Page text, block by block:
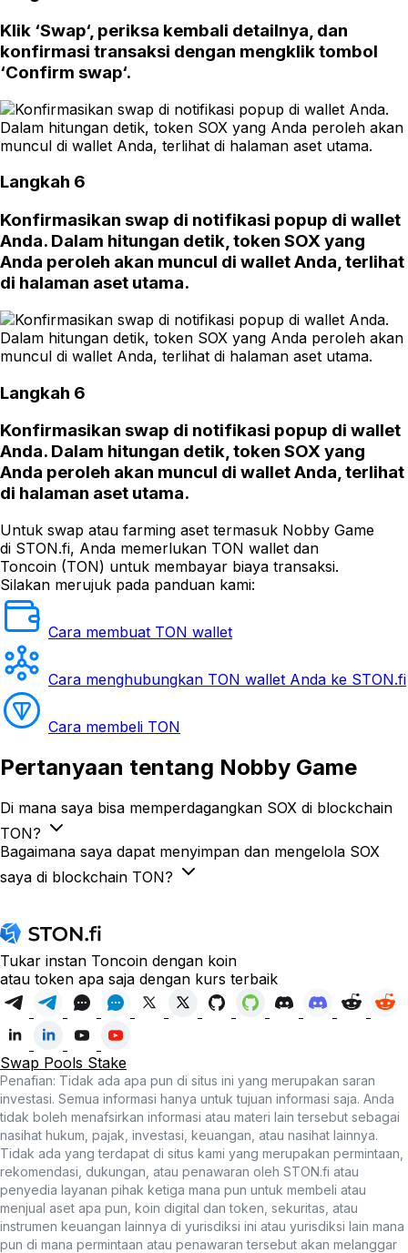
Klik ‘Swap‘, periksa kembali detailnya, dan
konfirmasi transaksi dengan mengklik tombol
‘Confirm swap‘.
Langkah 6
Konfirmasikan swap di notifikasi popup di wallet
Anda. Dalam hitungan detik, token SOX yang
Anda peroleh akan muncul di wallet Anda, terlihat
di halaman aset utama.
Langkah 6
Konfirmasikan swap di notifikasi popup di wallet
Anda. Dalam hitungan detik, token SOX yang
Anda peroleh akan muncul di wallet Anda, terlihat
di halaman aset utama.
Untuk swap atau farming aset termasuk Nobby Game
di STON.fi, Anda memerlukan TON wallet dan
Toncoin (TON) untuk membayar biaya transaksi.
Silakan merujuk pada panduan kami:
Cara membuat TON wallet
Cara menghubungkan TON wallet Anda ke STON.fi
Cara membeli TON
Pertanyaan tentang Nobby Game
Di mana saya bisa memperdagangkan SOX di blockchain
TON?
Bagaimana saya dapat menyimpan dan mengelola SOX
saya di blockchain TON?
Tukar instan Toncoin dengan koin
atau token apa saja dengan kurs terbaik
Swap Pools Stake
Penafian: Tidak ada apa pun di situs ini yang merupakan saran
investasi. Semua informasi hanya untuk tujuan informasi saja. Anda
tidak boleh menafsirkan informasi atau materi lain tersebut sebagai
nasihat hukum, pajak, investasi, keuangan, atau nasihat lainnya.
Tidak ada yang terdapat di situs kami yang merupakan permintaan,
rekomendasi, dukungan, atau penawaran oleh STON.fi atau
penyedia layanan pihak ketiga mana pun untuk membeli atau
menjual aset apa pun, koin digital dan token, sekuritas, atau
instrumen keuangan lainnya di yurisdiksi ini atau yurisdiksi lain mana
pun di mana permintaan atau penawaran tersebut akan melanggar